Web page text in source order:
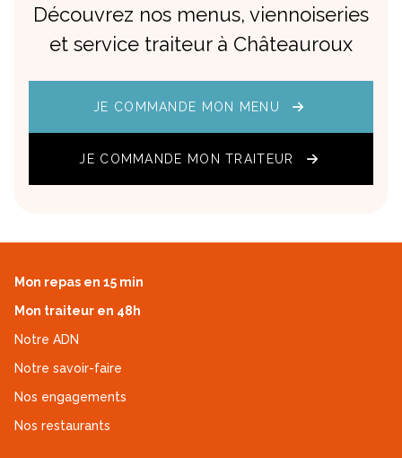
Découvrez nos menus, viennoiseries
et service traiteur à Châteauroux
JE COMMANDE MON MENU
JE COMMANDE MON TRAITEUR
Mon repas en 15 min
Mon traiteur en 48h
Notre ADN
Notre savoir-faire
Nos engagements
Nos restaurants